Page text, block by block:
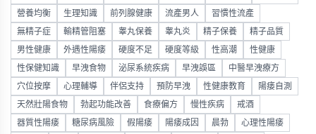
營養均衡 生理知識 前列腺健康 流產男人 習慣性流產
無精子症 輸精管阻塞 睾丸保養 睾丸炎 精子保養 精子品質
男性健康 外遇性陽痿 硬度不足 硬度等級 性高潮 性健康
性保健知識 早洩食物 泌尿系統疾病 早洩誤區 中醫早洩療方
穴位按摩 心理輔導 伴侶支持 預防早洩 性健康教育 陽痿自測
天然壯陽食物 勃起功能改善 食療偏方 慢性疾病 戒酒
器質性陽痿 糖尿病風險 假陽痿 陽痿成因 晨勃 心理性陽痿